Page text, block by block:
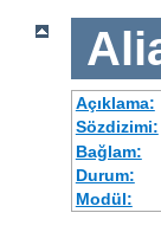
Açıklama:
Sözdizimi:
Bağlam:
Durum:
Modül: